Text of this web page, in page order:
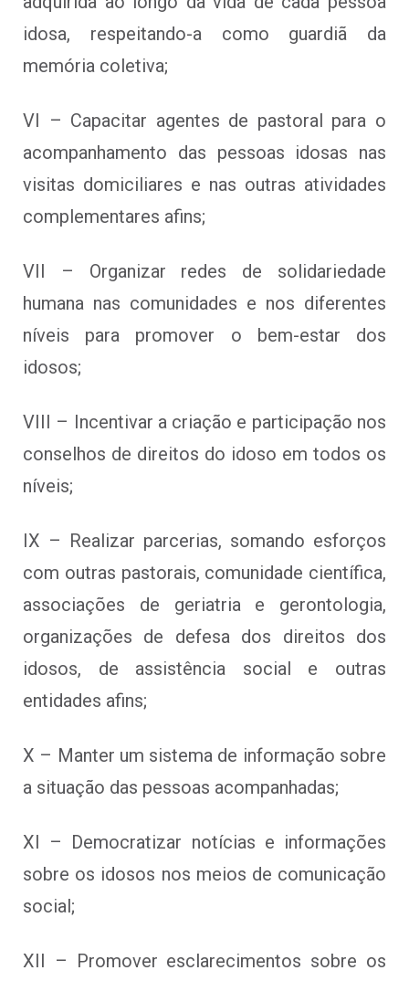
idosa, respeitando-a como guardiã da
memória coletiva;
VI – Capacitar agentes de pastoral para o
acompanhamento das pessoas idosas nas
visitas domiciliares e nas outras atividades
complementares afins;
VII – Organizar redes de solidariedade
humana nas comunidades e nos diferentes
níveis para promover o bem-estar dos
idosos;
VIII – Incentivar a criação e participação nos
conselhos de direitos do idoso em todos os
níveis;
IX – Realizar parcerias, somando esforços
com outras pastorais, comunidade científica,
associações de geriatria e gerontologia,
organizações de defesa dos direitos dos
idosos, de assistência social e outras
entidades afins;
X – Manter um sistema de informação sobre
a situação das pessoas acompanhadas;
XI – Democratizar notícias e informações
sobre os idosos nos meios de comunicação
social;
XII – Promover esclarecimentos sobre os